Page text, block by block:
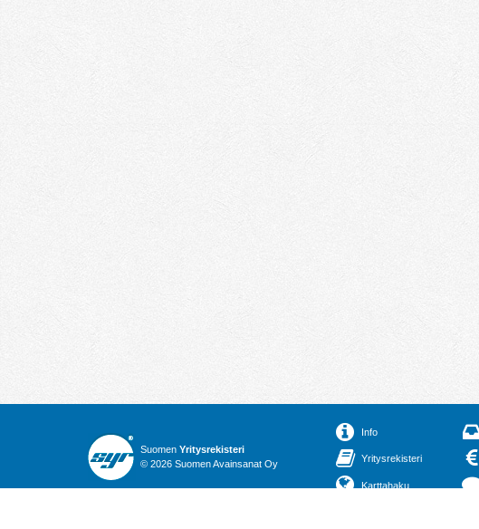
Suomen Yritysrekisteri
© 2026 Suomen Avainsanat Oy
Info
Yritysrekisteri
Karttahaku